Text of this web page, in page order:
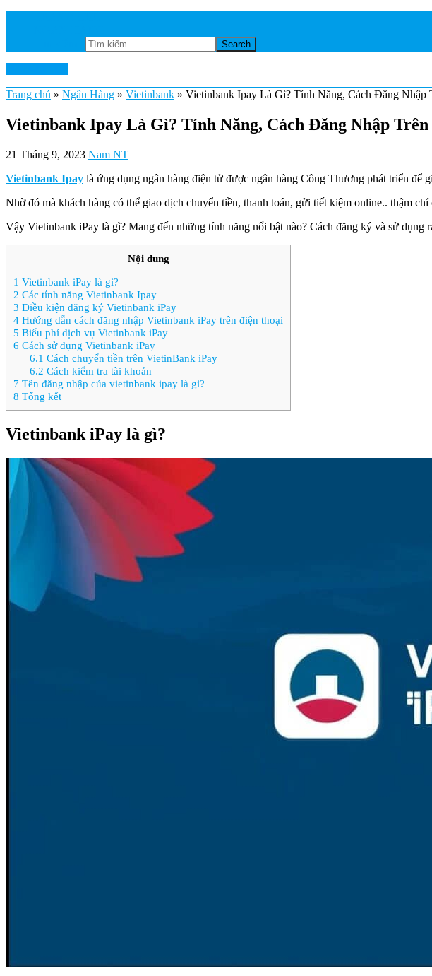
Trang chủ » Ngân Hàng » Vietinbank » Vietinbank Ipay Là Gì? Tính Năng, Cách Đăng Nhập
Vietinbank Ipay Là Gì? Tính Năng, Cách Đăng Nhập
21 Tháng 9, 2023 Nam NT
Vietinbank Ipay là ứng dụng ngân hàng điện tử được ngân hàng Công Thương phát triển để
Nhờ đó mà khách hàng có thể giao dịch chuyển tiền, thanh toán, gửi tiết kiệm online.. thậm
Vậy Vietinbank iPay là gì? Mang đến những tính năng nổi bật nào? Cách đăng ký và sử
Nội dung
1 Vietinbank iPay là gì?
2 Các tính năng Vietinbank Ipay
3 Điều kiện đăng ký Vietinbank iPay
4 Hướng dẫn cách đăng nhập Vietinbank iPay trên điện thoại
5 Biểu phí dịch vụ Vietinbank iPay
6 Cách sử dụng Vietinbank iPay
6.1 Cách chuyển tiền trên VietinBank iPay
6.2 Cách kiểm tra tài khoản
7 Tên đăng nhập của vietinbank ipay là gì?
8 Tổng kết
Vietinbank iPay là gì?